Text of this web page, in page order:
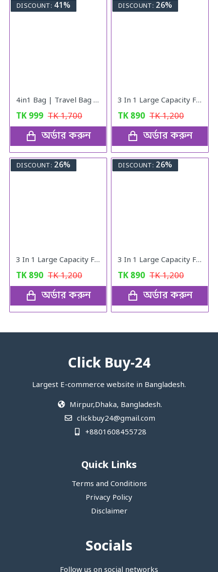
DISCOUNT: 41%
4in1 Bag | Travel Bag | Gym Bag | Carry Shoe | V10
TK 999 TK1,700
অর্ডার করুন
DISCOUNT: 26%
3 In 1 Large Capacity Foldable Travel Bag pink
TK 890 TK1,200
অর্ডার করুন
DISCOUNT: 26%
3 In 1 Large Capacity Foldable Travel Bag
TK 890 TK1,200
অর্ডার করুন
DISCOUNT: 26%
3 In 1 Large Capacity Foldable Travel Bag (black)
TK 890 TK1,200
অর্ডার করুন
Click Buy-24
Largest E-commerce website in Bangladesh.
Mirpur,Dhaka, Bangladesh.
clickbuy24@gmail.com
+8801608455728
Quick Links
Terms and Conditions
Privacy Policy
Disclaimer
Socials